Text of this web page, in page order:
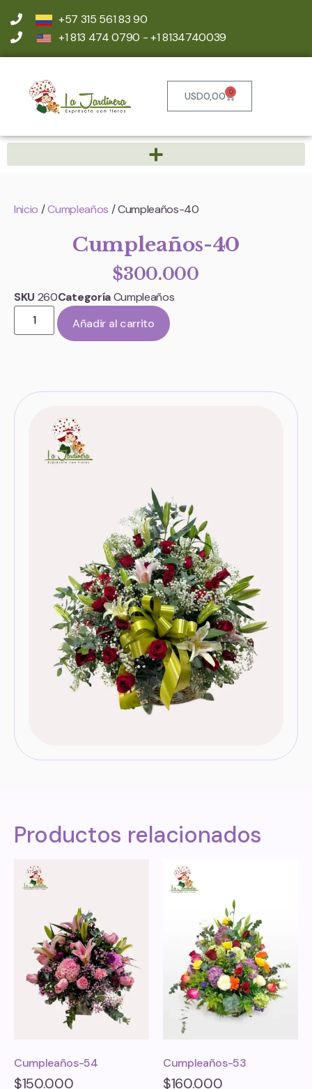
+57 315 561 83 90
+1 813 474 0790 - +1 8134740039
USD0,00 0
Inicio /Cumpleaños / Cumpleaños-40
Cumpleaños-40
$300.000
SKU 260CategoríaCumpleaños
Añadir al carrito
Productos relacionados
Cumpleaños-54
$150.000
Cumpleaños-53
$160.000